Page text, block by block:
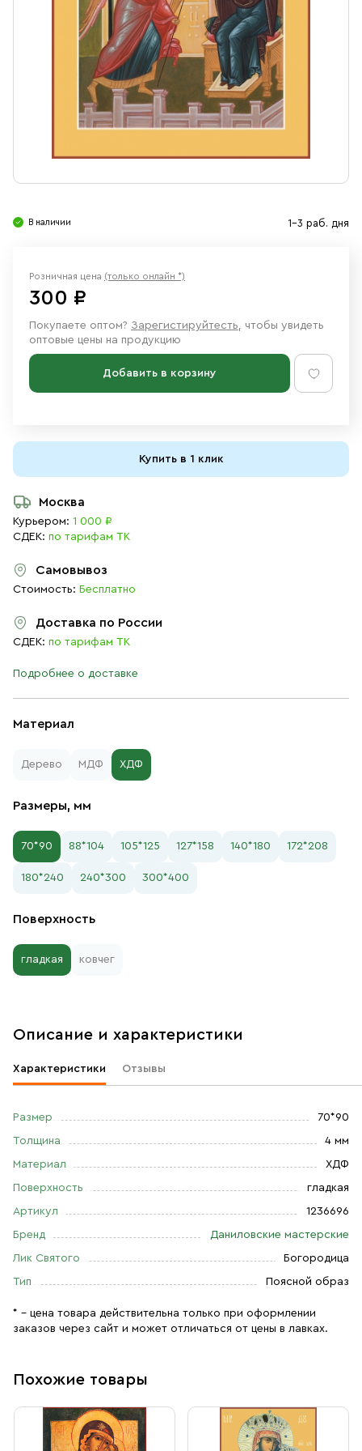
Ювелирные изделия
В наличии 1-3 раб. дня
Материал
Дерево МДФ ХДФ
Размеры, мм
70*90 88*104 105*125 127*158 140*180 172*208
180*240 240*300 300*400
Поверхность
гладкая ковчег
Розничная цена (только онлайн *)
300 ₽
Покупаете оптом? Зарегистируйтесть, чтобы увидеть
оптовые цены на продукцию
Добавить в корзину
Купить в 1 клик
Москва
Курьером: 1 000 ₽
СДЕК: по тарифам ТК
Самовывоз
Стоимость: Бесплатно
Доставка по России
СДЕК: по тарифам ТК
Подробнее о доставке
Описание и характеристики
Характеристики Отзывы
Размер 70*90
Толщина 4 мм
Материал ХДФ
Поверхность гладкая
Артикул 1236696
Бренд Даниловские мастерские
Лик Святого Богородица
Тип Поясной образ
* – цена товара действительна только при оформлении
заказов через сайт и может отличаться от цены в лавках.
Похожие товары